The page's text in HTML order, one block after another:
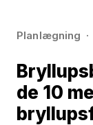
Planlægning
de 10